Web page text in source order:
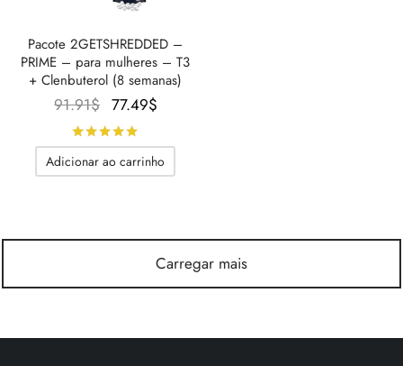
Pacote 2GETSHREDDED –
PRIME – para mulheres – T3
+ Clenbuterol (8 semanas)
91.91$
O
preço
original
era:
77.49$
atual é:
77.49$.
Adicionar ao carrinho
Carregar mais